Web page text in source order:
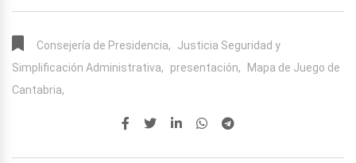
Consejería de Presidencia,
Justicia Seguridad y
Simplificación Administrativa,
presentación,
Mapa de Juego de
Cantabria,